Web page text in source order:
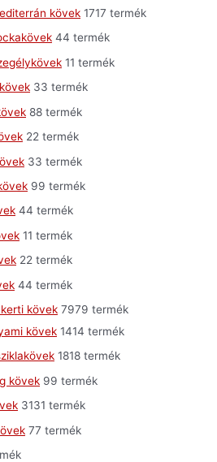
kövek 1717 termék
44 termék
11 termék
33 termék
88 termék
22 termék
33 termék
99 termék
44 termék
11 termék
22 termék
44 termék
kövek 7979 termék
kövek 1414 termék
1818 termék
kövek 99 termék
3131 termék
77 termék